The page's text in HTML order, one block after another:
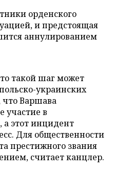
орденского
и предстоящая
аннулированием
такой шаг может
украинских
Варшава
участие в
а этот инцидент
Для общественности
престижного звания
считает канцлер.